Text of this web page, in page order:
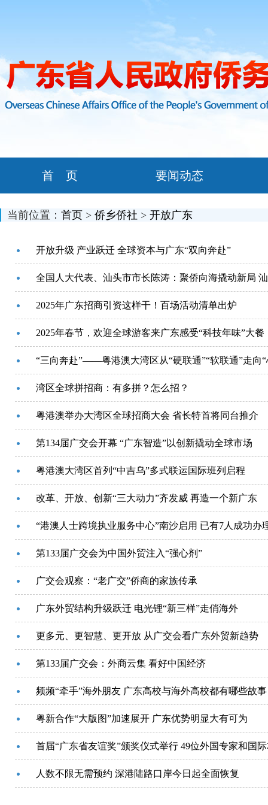
首 页 要闻动态
当前位置： 首页 > 侨乡侨社 > 开放广东
开放升级 产业跃迁 全球资本与广东“双向奔赴”
全国人大代表、汕头市市长陈涛：聚侨向海撬动新局
2025年广东招商引资这样干！百场活动清单出炉
2025年春节，欢迎全球游客来广东感受“科技年味”大餐
“三向奔赴”——粤港澳大湾区从“硬联通”“软联通”走向“
湾区全球拼招商：有多拼？怎么招？
粤港澳举办大湾区全球招商大会 省长特首将同台推介
第134届广交会开幕 “广东智造”以创新撬动全球市场
粤港澳大湾区首列“中吉乌”多式联运国际班列启程
改革、开放、创新“三大动力”齐发威 再造一个新广东
“港澳人士跨境执业服务中心”南沙启用 已有7人成功办
第133届广交会为中国外贸注入“强心剂”
广交会观察：“老广交”侨商的家族传承
广东外贸结构升级跃迁 电光锂“新三样”走俏海外
更多元、更智慧、更开放 从广交会看广东外贸新趋势
第133届广交会：外商云集 看好中国经济
频频“牵手”海外朋友 广东高校与海外高校都有哪些故
粤新合作“大版图”加速展开 广东优势明显大有可为
首届“广东省友谊奖”颁奖仪式举行 49位外国专家和国
人数不限无需预约 深港陆路口岸今日起全面恢复